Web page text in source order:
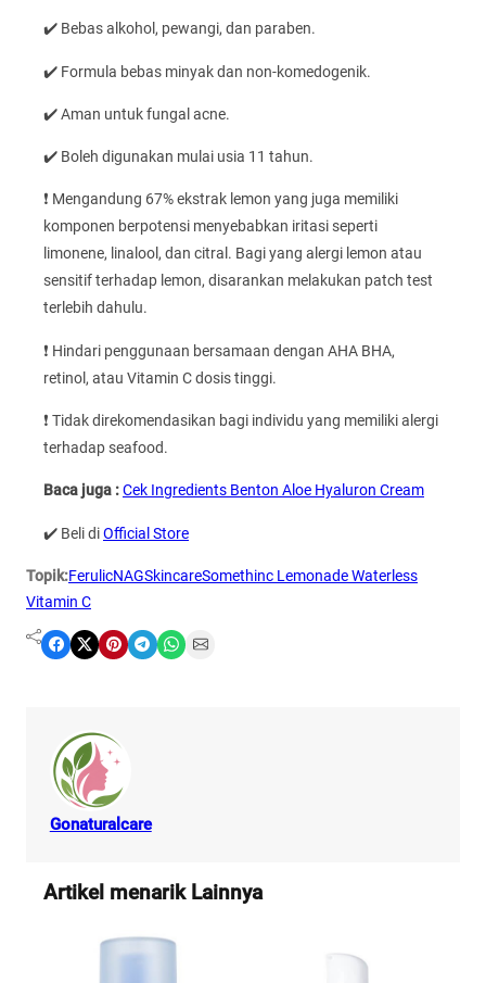
✔️ Bebas alkohol, pewangi, dan paraben.
✔️ Formula bebas minyak dan non-komedogenik.
✔️ Aman untuk fungal acne.
✔️ Boleh digunakan mulai usia 11 tahun.
❗ Mengandung 67% ekstrak lemon yang juga memiliki
komponen berpotensi menyebabkan iritasi seperti
limonene, linalool, dan citral. Bagi yang alergi lemon atau
sensitif terhadap lemon, disarankan melakukan patch test
terlebih dahulu.
❗ Hindari penggunaan bersamaan dengan AHA BHA,
retinol, atau Vitamin C dosis tinggi.
❗ Tidak direkomendasikan bagi individu yang memiliki alergi
terhadap seafood.
Baca juga :Cek Ingredients Benton Aloe Hyaluron Cream
✔️ Beli diOfficial Store
Topik:FerulicNAGSkincareSomethinc Lemonade Waterless
Vitamin C
Share on Facebook Share on X Share on Pinterest Share on Telegram Share on WhatsApp Share on Email
Gonaturalcare
Artikel menarik Lainnya